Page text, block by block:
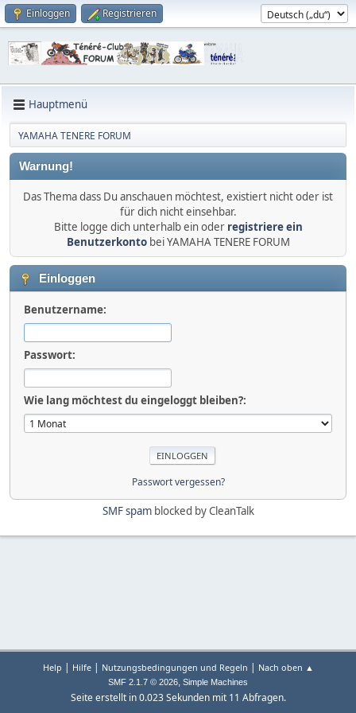
Einloggen Registrieren
Hauptmenü
YAMAHA TENERE FORUM
Warnung!
Das Thema dass Du anschauen möchtest, existiert nicht oder ist
für dich nicht einsehbar.
Bitte logge dich unterhalb ein oder registriere ein
Benutzerkontobei YAMAHA TENERE FORUM
Einloggen
Benutzername:
Passwort:
Wie lang möchtest du eingeloggt bleiben?:
Passwort vergessen?
SMF spamblocked by CleanTalk
Help | Hilfe| Nutzungsbedingungen und Regeln | Nach oben ▲
SMF 2.1.7 © 2026, Simple Machines
Seite erstellt in 0.023 Sekunden mit 11 Abfragen.